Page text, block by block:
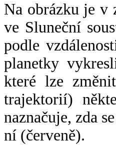
Na obrázku je v
ve Sluneční
podle
planetky
které lze
trajektorií)
naznačuje, zda
ní (červeně).